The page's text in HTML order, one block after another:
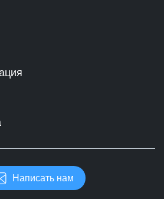
Написать нам